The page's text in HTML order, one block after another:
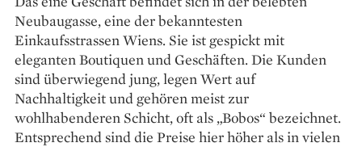
Neubaugasse, eine der bekanntesten
Einkaufsstrassen Wiens. Sie ist gespickt mit
eleganten Boutiquen und Geschäften. Die Kunden
sind überwiegend jung, legen Wert auf
Nachhaltigkeit und gehören meist zur
wohlhabenderen Schicht, oft als „Bobos“ bezeichnet.
Entsprechend sind die Preise hier höher als in vielen